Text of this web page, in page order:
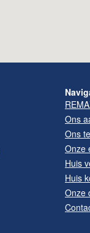
Ons
Ons
Onze
Huis
Huis
Onze